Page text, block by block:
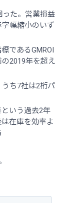
った。営業損益
幅縮小のいず
であるGMROI
2019年を超え
ち7社は2桁パ
いう過去2年
在庫を効率よ